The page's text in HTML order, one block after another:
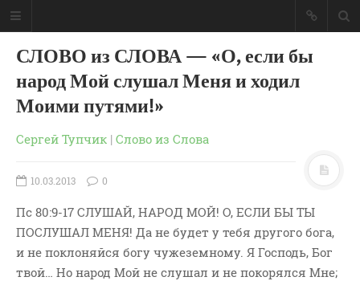
СЛОВО из СЛОВА — «О, если бы
народ Мой слушал Меня и ходил
Моими путями!»
Сергей Тупчик | Слово из Слова
10.03.2013 0
Пс 80:9-17 СЛУШАЙ, НАРОД МОЙ! О, ЕСЛИ БЫ ТЫ
ПОСЛУШАЛ МЕНЯ! Да не будет у тебя другого бога,
и не поклоняйся богу чужеземному. Я Господь, Бог
твой… Но народ Мой не слушал и не покорялся Мне;